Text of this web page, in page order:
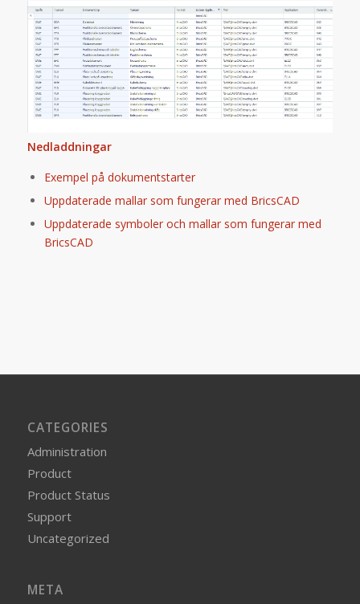
Nedladdningar
Exempel på dokumentstarter
Uppdaterade mallar som fungerar med BricsCAD
Uppdaterade symboler och mallar som fungerar med
BricsCAD
CATEGORIES
Administration
Product
Product Status
Support
Uncategorized
META